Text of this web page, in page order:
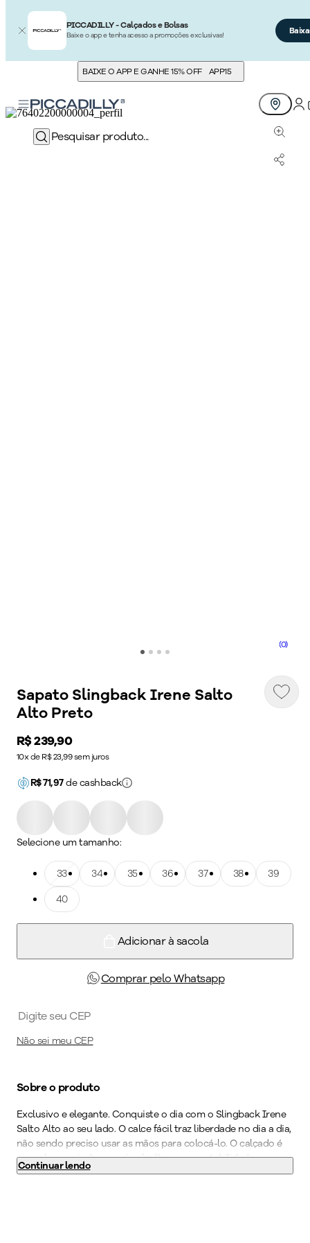
PICCADILLY - Calçados e Bolsas
Baixe o app e tenha acesso a promoções exclusivas!
BAIXE O APP E GANHE 15% OFF APP15
(0)
Sapato Slingback Irene Salto
Alto Preto
Price:
R$ 239,90
10x de R$ 23,99 sem juros
R$71,97de cashback
Selecione um tamanho:
Tamanho: 33
33Tamanho: 34
34Tamanho: 35
35Tamanho: 36
36Tamanho: 37
37Tamanho: 38
38Tamanho: 39
39
Tamanho: 40
40
Adicionar à sacola
Comprar pelo Whatsapp
Não sei meu CEP
Sobre o produto
Exclusivo e elegante. Conquiste o dia com o Slingback Irene
Salto Alto ao seu lado. O calce fácil traz liberdade no dia a dia,
não sendo preciso usar as mãos para colocá-lo. O calçado é
super leve e ainda possui palmilha super-estabilidade,
acabamento superconforto, forro superfofinho e solado
Continuar lendo